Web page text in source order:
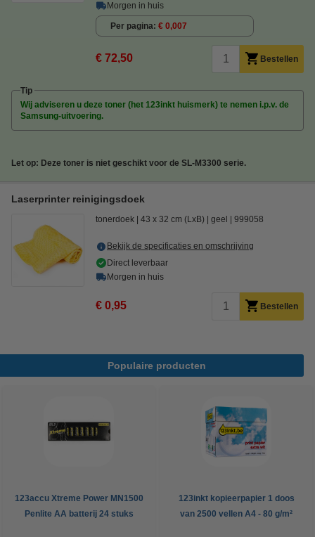
Morgen in huis
Per pagina € 0,007
€ 72,50 Bestellen
Tip
Wij adviseren u deze toner (het 123inkt huismerk) te nemen i.p.v. de
Samsung-uitvoering.
Let op: Deze toner is niet geschikt voor de SL-M3300 serie.
Laserprinter reinigingsdoek
tonerdoek 43 x 32 cm (LxB) geel 999058
Bekijk de specificaties en omschrijving
Direct leverbaar
Morgen in huis
€ 0,95 Bestellen
Populaire producten
123accu Xtreme Power MN1500
Penlite AA batterij 24 stuks
123inkt kopieerpapier 1 doos
van 2500 vellen A4 - 80 g/m²